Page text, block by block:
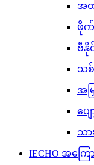
အ
ဖိုက်
ဗီနို
သစ်
အမ
ပျ
သာ
IECHO အကြေ